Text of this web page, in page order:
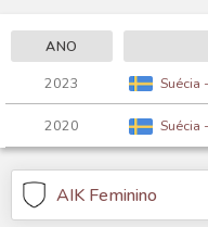
ANO
2023
Suécia
2020 Suécia
AIK Feminino